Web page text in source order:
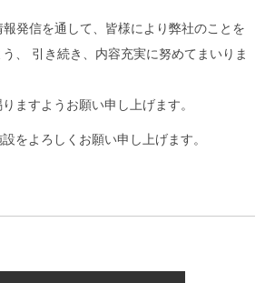
発信を通して、皆様により弊社のことを
、 引き続き、内容充実に努めてまいりま
ますようお願い申し上げます。
をよろしくお願い申し上げます。